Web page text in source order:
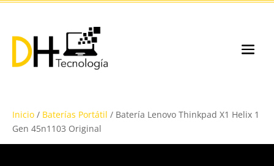
Inicio / Baterías Portátil / Batería Lenovo Thinkpad X1 Helix 1
Gen 45n1103 Original